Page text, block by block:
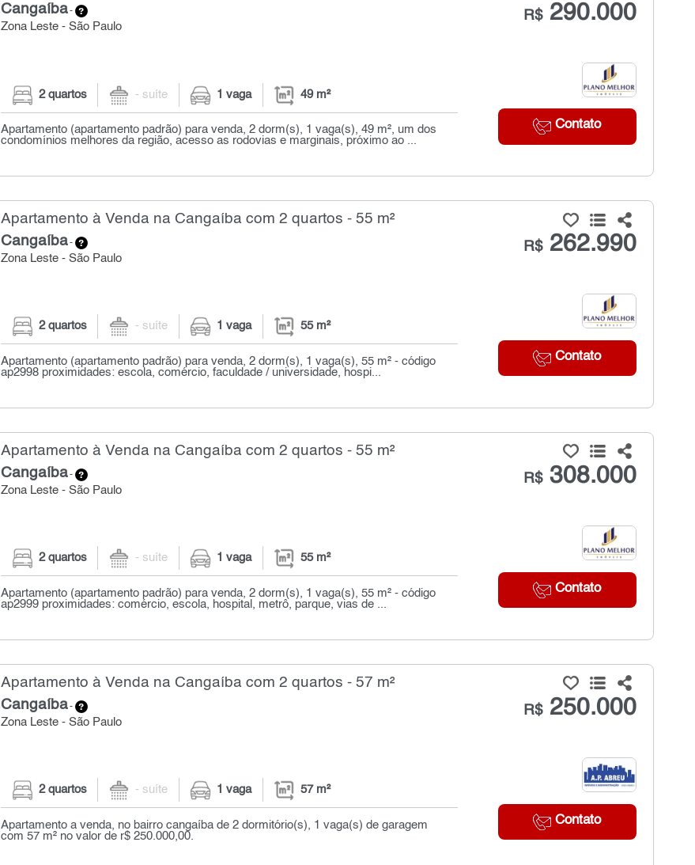
Cangaíba-
Zona Leste - São Paulo
R$290.000
Contato
2 quartos - suíte 1 vaga 49 m²
Apartamento (apartamento padrão) para venda, 2 dorm(s), 1 vaga(s), 49 m², um dos
condomínios melhores da região, acesso as rodovias e marginais, próximo ao ...
Apartamento à Venda na Cangaíba com 2 quartos - 55 m²
Cangaíba-
Zona Leste - São Paulo
R$262.990
Contato
2 quartos - suíte 1 vaga 55 m²
Apartamento (apartamento padrão) para venda, 2 dorm(s), 1 vaga(s), 55 m² - código
ap2998 proximidades: escola, comércio, faculdade / universidade, hospi...
Apartamento à Venda na Cangaíba com 2 quartos - 55 m²
Cangaíba-
Zona Leste - São Paulo
R$308.000
Contato
2 quartos - suíte 1 vaga 55 m²
Apartamento (apartamento padrão) para venda, 2 dorm(s), 1 vaga(s), 55 m² - código
ap2999 proximidades: comércio, escola, hospital, metrô, parque, vias de ...
Apartamento à Venda na Cangaíba com 2 quartos - 57 m²
Cangaíba-
Zona Leste - São Paulo
R$250.000
Contato
2 quartos - suíte 1 vaga 57 m²
Apartamento a venda, no bairro cangaíba de 2 dormitório(s), 1 vaga(s) de garagem
com 57 m² no valor de r$ 250.000,00.